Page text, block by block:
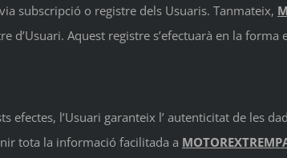
subscripció o registre dels Usuaris. Tanmateix,
Aquest registre s’efectuarà en la
efectes, l’Usuari garanteix l’ autenticitat de les
tota la informació facilitada a